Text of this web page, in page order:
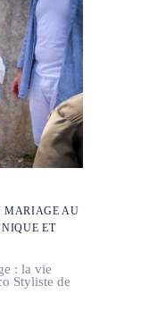
MARIAGE AU
ET
: la vie
Styliste de